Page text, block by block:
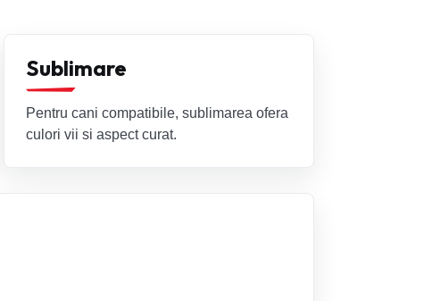
Sublimare
Pentru cani compatibile, sublimarea ofera
culori vii si aspect curat.